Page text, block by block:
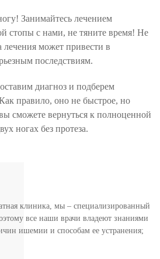
Занимайтесь лечением
стопы с нами, не тяните время! Не
лечения может привести в
последствиям.
диагноз и подберем
правило, оно не быстрое, но
сможете вернуться к полноценной
ногах без протеза.
клиника, мы – специализированный
все наши врачи владеют знаниями
ишемии и способам ее устранения;